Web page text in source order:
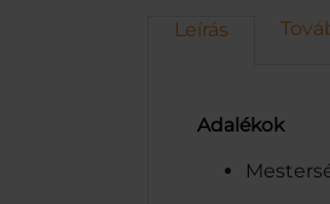
Leírás
Adalékok